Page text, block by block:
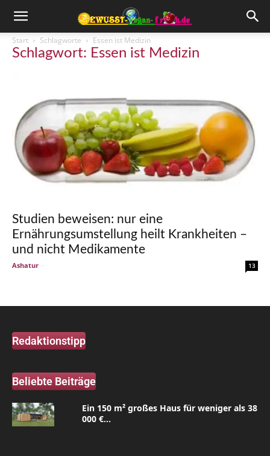
Start Schlagworte Essen ist Medizin
Schlagwort: Essen ist Medizin
Studien beweisen: nur eine
Ernährungsumstellung heilt Krankheiten –
und nicht Medikamente
Ashatur - 13
Redaktionstipp
Beliebte Beiträge
Ein 150 m² großes Haus für weniger als 38
000 €...